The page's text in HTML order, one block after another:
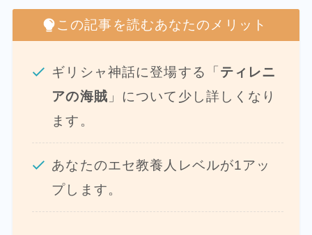
この記事を読むあなたのメリット
ギリシャ神話に登場する「ティレニ
アの海賊 」について少し詳しくなり
ます。
あなたのエセ教養人レベルが1アッ
プします。